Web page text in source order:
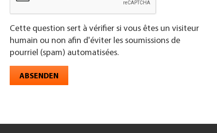
Cette question sert à vérifier si vous êtes un visiteur
humain ou non afin d'éviter les soumissions de
pourriel (spam) automatisées.
ABSENDEN